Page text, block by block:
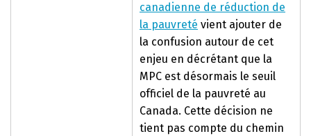
canadienne de réduction de
la pauvreté vient ajouter de
la confusion autour de cet
enjeu en décrétant que la
MPC est désormais le seuil
officiel de la pauvreté au
Canada. Cette décision ne
tient pas compte du chemin